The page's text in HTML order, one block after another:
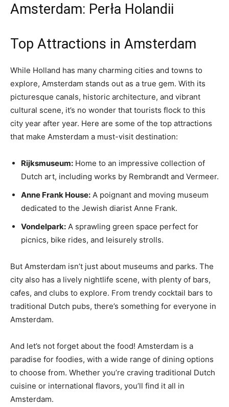
Amsterdam: ​Perła Holandii
Top ‌Attractions in Amsterdam
While Holland has many ‍charming cities and towns to
explore, Amsterdam stands out as a true gem. With its
picturesque canals, historic architecture, and vibrant
cultural scene, it’s no wonder that tourists flock to this
city year after year. Here are some of‌ the top ⁤attractions
that make Amsterdam​ a must-visit⁣ destination:
Rijksmuseum: Home‌ to an impressive collection of
Dutch art, including works by Rembrandt and Vermeer.
Anne ​Frank House: A poignant and moving museum
dedicated to the ⁢Jewish diarist Anne Frank.
Vondelpark: A sprawling green space perfect​ for
picnics,⁢ bike rides, and ⁣leisurely ‌strolls.
But Amsterdam isn’t just about museums and parks. The‌
city also‌ has a lively⁢ nightlife scene, ⁢with plenty of bars,
cafes, and clubs to explore.⁣ From trendy cocktail bars to
traditional Dutch pubs, there’s something for everyone in
Amsterdam.
And let’s not forget‍ about the food! Amsterdam is a
paradise for foodies, with a wide‌ range of dining options
to⁤ choose from. Whether you’re craving ⁣traditional ⁣Dutch‌
cuisine or ⁣international flavors, you’ll‍ find it all in
Amsterdam.